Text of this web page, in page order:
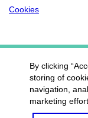
Cookies
By clicking
storing of
navigation,
marketing